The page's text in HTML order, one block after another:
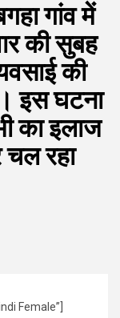
गांव में
की सुबह
की
इस घटना
का इलाज
चल रहा
Female”]